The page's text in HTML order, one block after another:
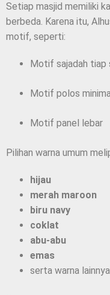
Setiap masjid memiliki
berbeda. Karena itu,
motif, seperti:
Motif sajadah tiap
Motif polos
Motif panel lebar
Pilihan warna umum
hijau
merah maroon
biru navy
coklat
abu-abu
emas
serta warna